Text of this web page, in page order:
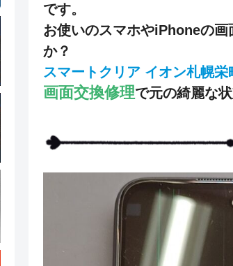
です。
お使いのスマホやiPhoneの
か？
スマートクリア イオン札幌栄
画面交換修理で元の綺麗な